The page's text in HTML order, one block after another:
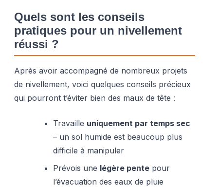
Quels sont les conseils
pratiques pour un nivellement
réussi ?
Après avoir accompagné de nombreux projets
de nivellement, voici quelques conseils précieux
qui pourront t’éviter bien des maux de tête :
Travaille uniquement par temps sec
– un sol humide est beaucoup plus
difficile à manipuler
Prévois une légère pente pour
l’évacuation des eaux de pluie